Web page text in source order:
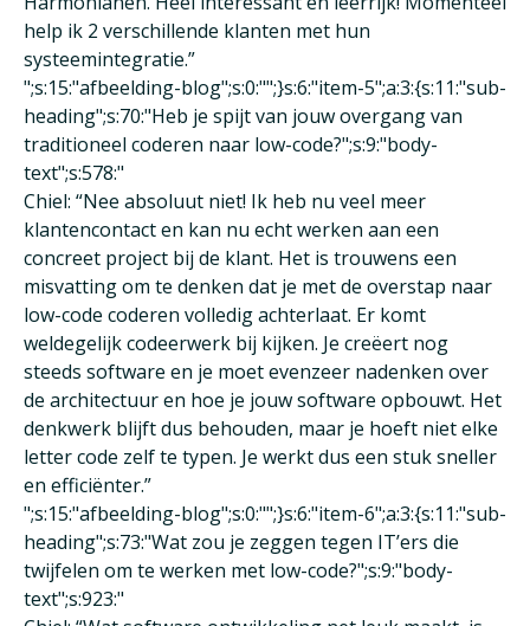
help ik 2 verschillende klanten met hun
systeemintegratie.”
";s:15:"afbeelding-blog";s:0:"";}s:6:"item-5";a:3:{s:11:"sub-
heading";s:70:"Heb je spijt van jouw overgang van
traditioneel coderen naar low-code?";s:9:"body-
text";s:578:"
Chiel: “Nee absoluut niet! Ik heb nu veel meer
klantencontact en kan nu echt werken aan een
concreet project bij de klant. Het is trouwens een
misvatting om te denken dat je met de overstap naar
low-code coderen volledig achterlaat. Er komt
weldegelijk codeerwerk bij kijken. Je creëert nog
steeds software en je moet evenzeer nadenken over
de architectuur en hoe je jouw software opbouwt. Het
denkwerk blijft dus behouden, maar je hoeft niet elke
letter code zelf te typen. Je werkt dus een stuk sneller
en efficiënter.”
";s:15:"afbeelding-blog";s:0:"";}s:6:"item-6";a:3:{s:11:"sub-
heading";s:73:"Wat zou je zeggen tegen IT’ers die
twijfelen om te werken met low-code?";s:9:"body-
text";s:923:"